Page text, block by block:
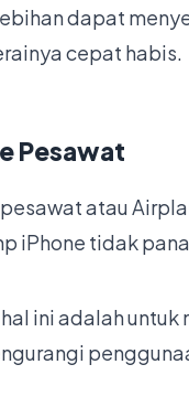
dapat
cepat habis.
Pesawat
atau
iPhone tidak
ini adalah